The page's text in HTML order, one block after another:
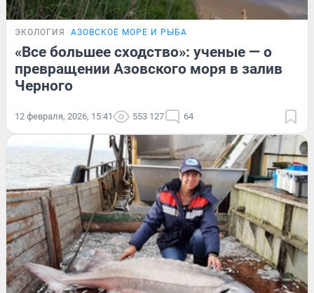
ЭКОЛОГИЯ АЗОВСКОЕ МОРЕ И РЫБА
«Все большее сходство»: ученые — о
превращении Азовского моря в залив
Черного
12 февраля, 2026, 15:41 553 127 64